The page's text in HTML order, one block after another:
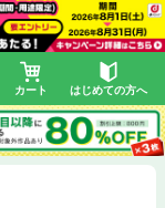
カート はじめての方へ